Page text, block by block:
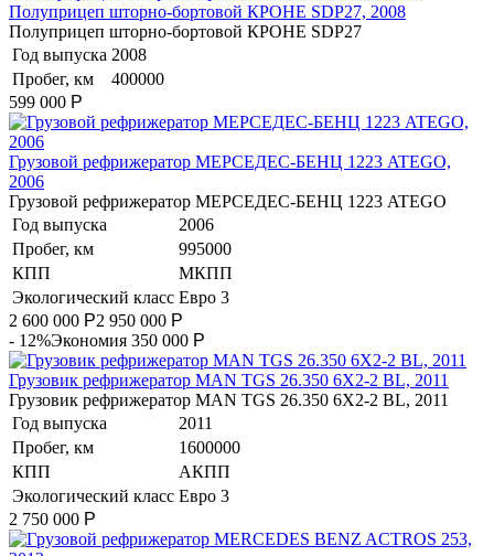
Полуприцеп шторно-бортовой КРОНЕ SDP27, 2008
Полуприцеп шторно-бортовой КРОНЕ SDP27
Год выпуска 2008
Пробег, км
400000
599 000 Р
Грузовой рефрижератор МЕРСЕДЕС-БЕНЦ 1223 ATEGO,
2006
Грузовой рефрижератор МЕРСЕДЕС-БЕНЦ 1223 ATEGO
Год выпуска
2006
Пробег, км
995000
КПП
МКПП
Экологический класс Евро 3
2 600 000 Р2 950 000 Р
- 12%Экономия 350 000 Р
Грузовик рефрижератор MAN TGS 26.350 6Х2-2 BL, 2011
Грузовик рефрижератор MAN TGS 26.350 6Х2-2 BL, 2011
Год выпуска
2011
Пробег, км
1600000
КПП
АКПП
Экологический класс Евро 3
2 750 000 Р